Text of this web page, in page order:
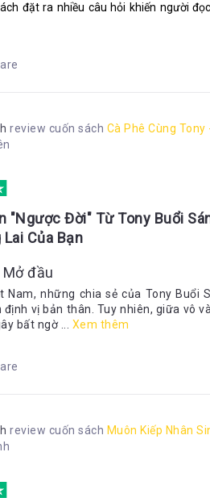
đặt ra nhiều câu hỏi khiến người
review cuốn sách Cà Phê Cùng
"Ngược Đời" Từ Tony Buổi
Của Bạn
đầu
Nam, những chia sẻ của Tony Buổi
vị bản thân. Tuy nhiên, giữa vô
bất ngờ ...
Xem thêm
review cuốn sách Muôn Kiếp Nhân